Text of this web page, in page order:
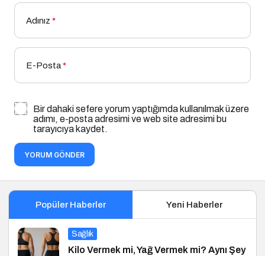
Adınız *
E-Posta*
Bir dahaki sefere yorum yaptığımda kullanılmak üzere
adımı, e-posta adresimi ve web site adresimi bu
tarayıcıya kaydet.
YORUM GÖNDER
Popüler Haberler Yeni Haberler
Sağlık
Kilo Vermek mi, Yağ Vermek mi? Aynı Şey